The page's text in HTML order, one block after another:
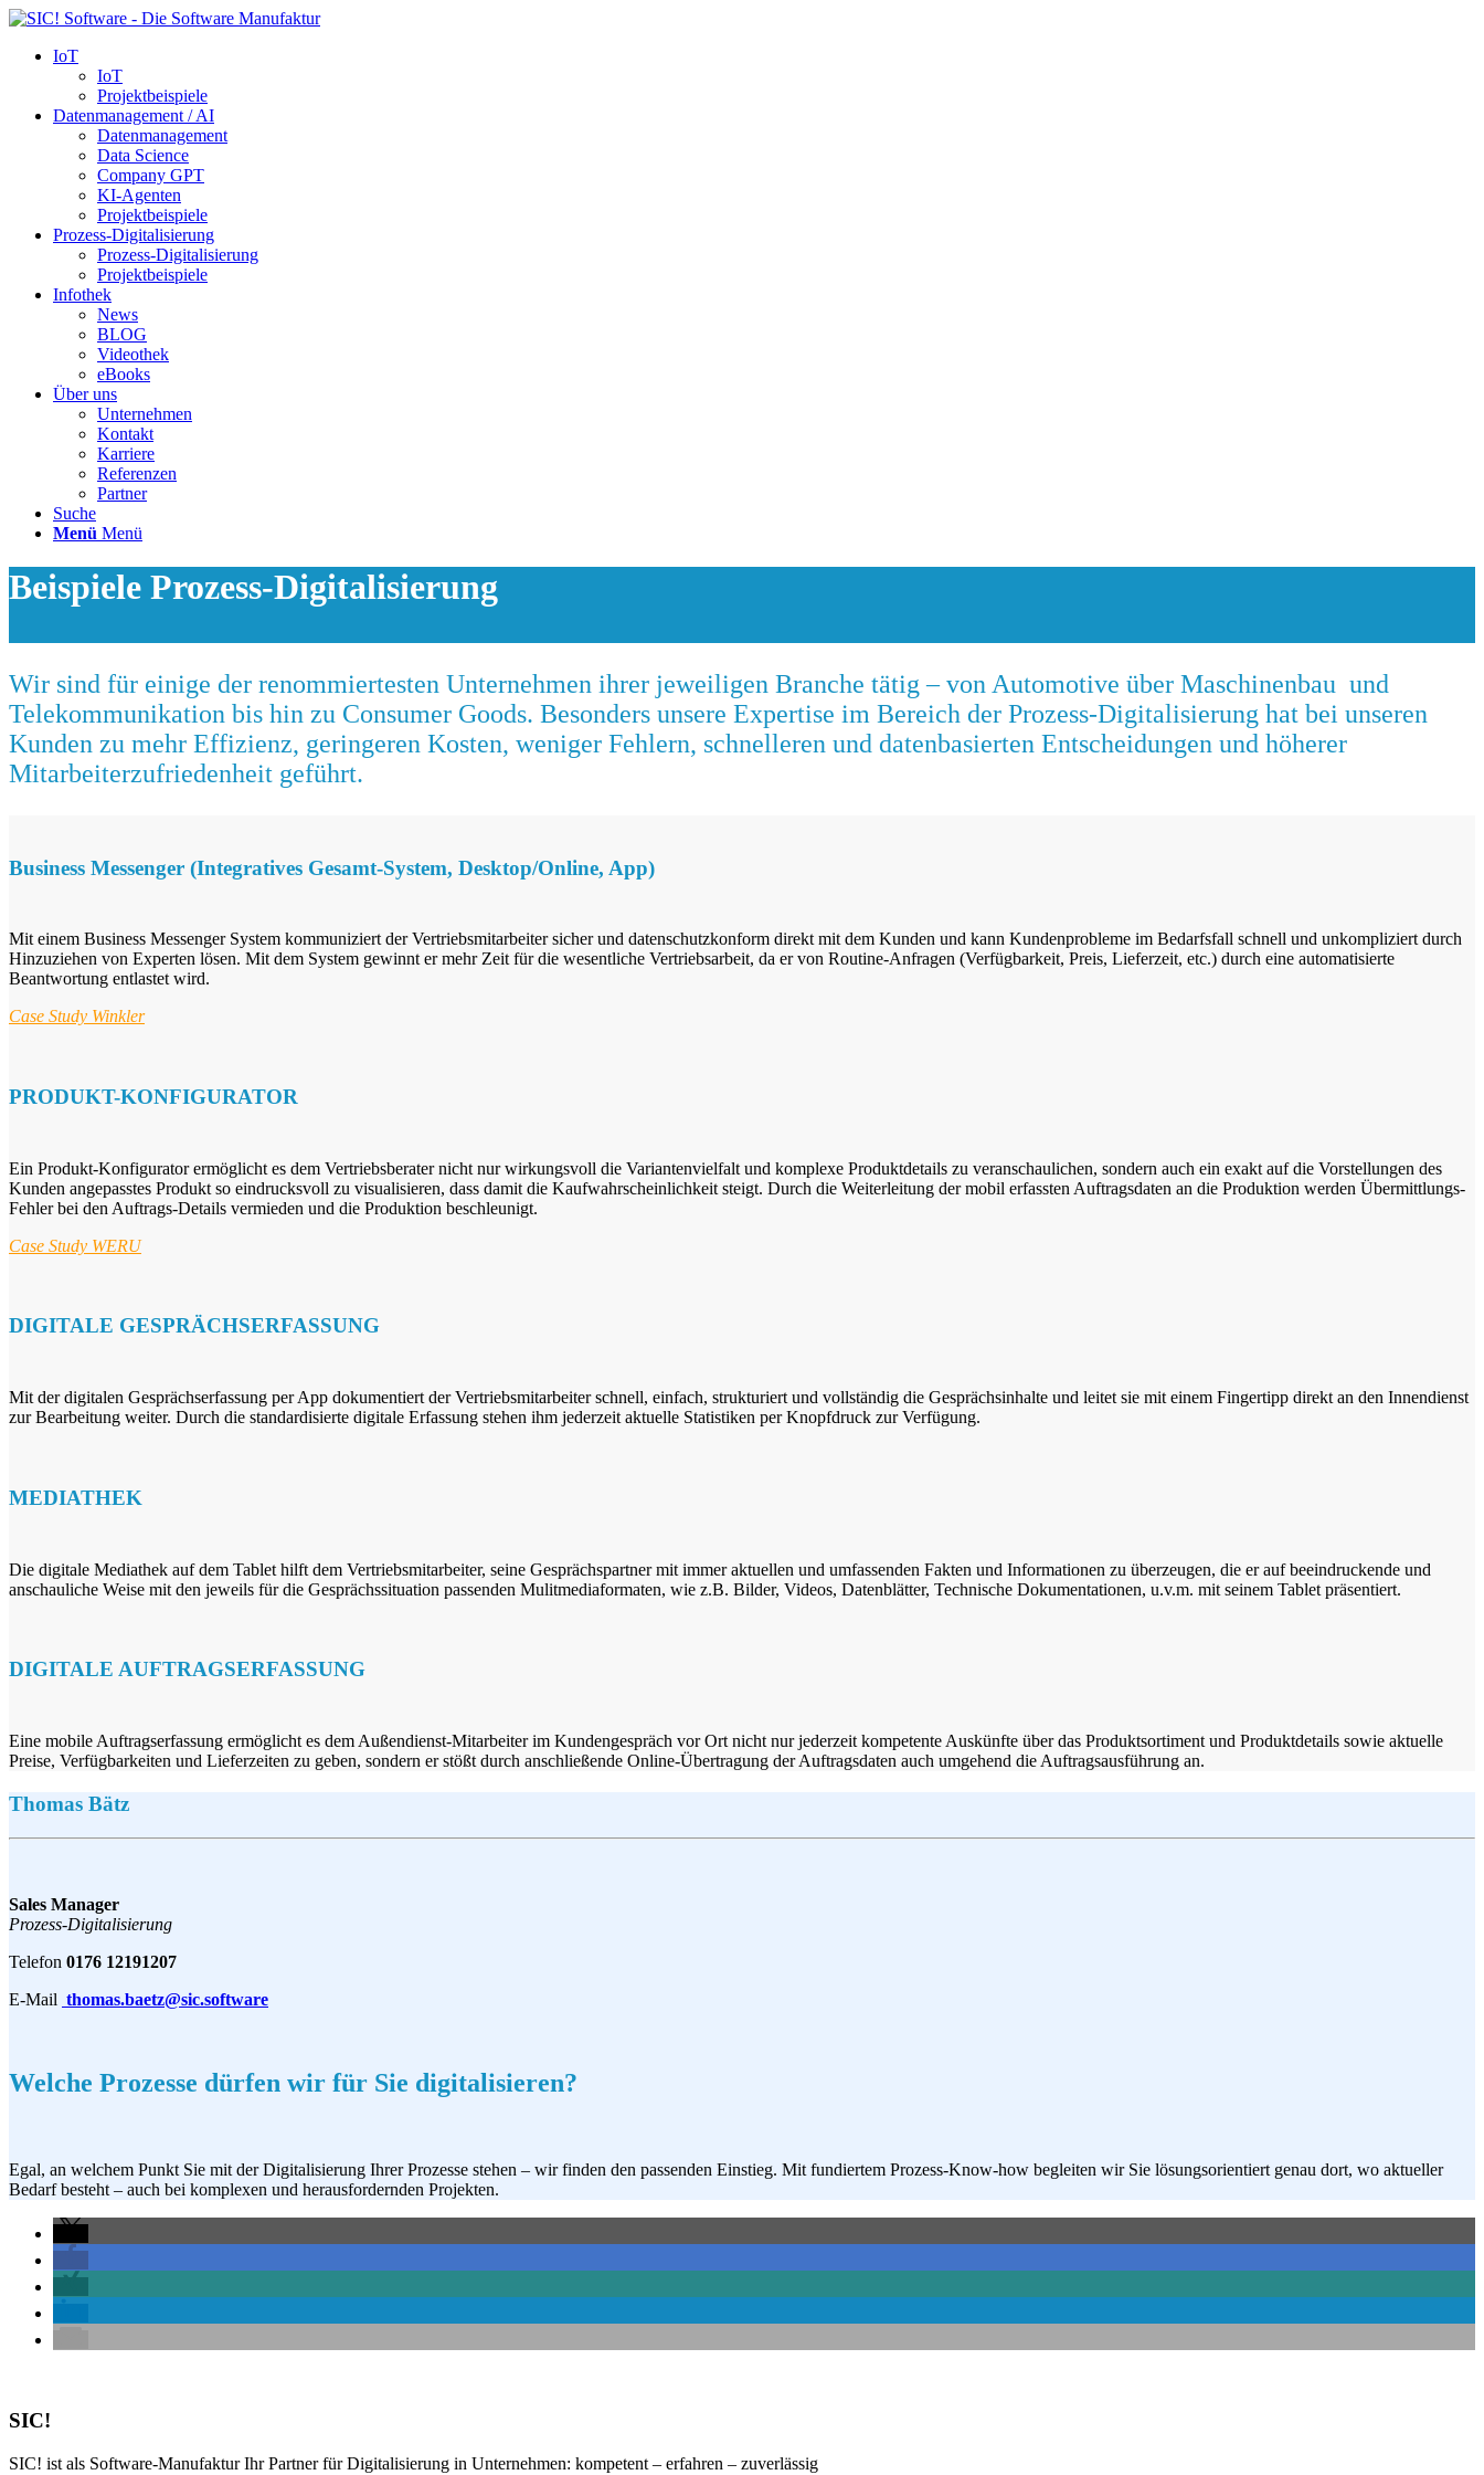
IoT
IoT
Projektbeispiele
Datenmanagement / AI
Datenmanagement
Data Science
Company GPT
KI-Agenten
Projektbeispiele
Prozess-Digitalisierung
Prozess-Digitalisierung
Projektbeispiele
Infothek
News
BLOG
Videothek
eBooks
Über uns
Unternehmen
Kontakt
Karriere
Referenzen
Partner
Suche
Menü Menü
Beispiele Prozess-Digitalisierung
Wir sind für einige der renommiertesten Unternehmen ihrer jeweiligen Branche tätig – von Automotive über Maschinenbau und
Telekommunikation bis hin zu Consumer Goods. Besonders unsere Expertise im Bereich der Prozess-Digitalisierung hat bei unseren
Kunden zu mehr Effizienz, geringeren Kosten, weniger Fehlern, schnelleren und datenbasierten Entscheidungen und höherer
Mitarbeiterzufriedenheit geführt.
Business Messenger (Integratives Gesamt-System, Desktop/Online, App)
Mit einem Business Messenger System kommuniziert der Vertriebsmitarbeiter sicher und datenschutzkonform direkt mit dem Kunden und kann Kundenprobleme im Bedarfsfall schnell und unkompliziert durch
Hinzuziehen von Experten lösen. Mit dem System gewinnt er mehr Zeit für die wesentliche Vertriebsarbeit, da er von Routine-Anfragen (Verfügbarkeit, Preis, Lieferzeit, etc.) durch eine automatisierte
Beantwortung entlastet wird.
Case Study Winkler
PRODUKT-KONFIGURATOR
Ein Produkt-Konfigurator ermöglicht es dem Vertriebsberater nicht nur wirkungsvoll die Variantenvielfalt und komplexe Produktdetails zu veranschaulichen, sondern auch ein exakt auf die Vorstellungen des
Kunden angepasstes Produkt so eindrucksvoll zu visualisieren, dass damit die Kaufwahrscheinlichkeit steigt. Durch die Weiterleitung der mobil erfassten Auftragsdaten an die Produktion werden Übermittlungs-
Fehler bei den Auftrags-Details vermieden und die Produktion beschleunigt.
Case Study WERU
DIGITALE GESPRÄCHSERFASSUNG
Mit der digitalen Gesprächserfassung per App dokumentiert der Vertriebsmitarbeiter schnell, einfach, strukturiert und vollständig die Gesprächsinhalte und leitet sie mit einem Fingertipp direkt an den Innendienst
zur Bearbeitung weiter. Durch die standardisierte digitale Erfassung stehen ihm jederzeit aktuelle Statistiken per Knopfdruck zur Verfügung.
MEDIATHEK
Die digitale Mediathek auf dem Tablet hilft dem Vertriebsmitarbeiter, seine Gesprächspartner mit immer aktuellen und umfassenden Fakten und Informationen zu überzeugen, die er auf beeindruckende und
anschauliche Weise mit den jeweils für die Gesprächssituation passenden Mulitmediaformaten, wie z.B. Bilder, Videos, Datenblätter, Technische Dokumentationen, u.v.m. mit seinem Tablet präsentiert.
DIGITALE AUFTRAGSERFASSUNG
Eine mobile Auftragserfassung ermöglicht es dem Außendienst-Mitarbeiter im Kundengespräch vor Ort nicht nur jederzeit kompetente Auskünfte über das Produktsortiment und Produktdetails sowie aktuelle
Preise, Verfügbarkeiten und Lieferzeiten zu geben, sondern er stößt durch anschließende Online-Übertragung der Auftragsdaten auch umgehend die Auftragsausführung an.
Thomas Bätz
Sales Manager
Prozess-Digitalisierung
Telefon 0176 12191207
E-Mail thomas.baetz@sic.software
Welche Prozesse dürfen wir für Sie digitalisieren?
Egal, an welchem Punkt Sie mit der Digitalisierung Ihrer Prozesse stehen – wir finden den passenden Einstieg. Mit fundiertem Prozess-Know-how begleiten wir Sie lösungsorientiert genau dort, wo aktueller
Bedarf besteht – auch bei komplexen und herausfordernden Projekten.
SIC!
SIC! ist als Software-Manufaktur Ihr Partner für Digitalisierung in Unternehmen: kompetent – erfahren – zuverlässig